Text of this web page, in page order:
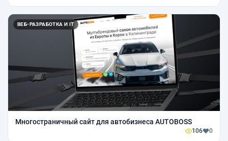
ВЕБ-РАЗРАБОТКА И IT
Многостраничный сайт для автобизнеса AUTOBOSS
106 0